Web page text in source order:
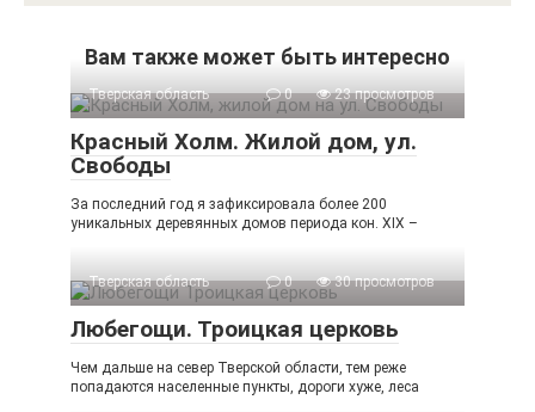
Вам также может быть интересно
Тверская область 0 23 просмотров
Красный Холм. Жилой дом, ул.
Свободы
За последний год я зафиксировала более 200
уникальных деревянных домов периода кон. XIX –
Тверская область 0 30 просмотров
Любегощи. Троицкая церковь
Чем дальше на север Тверской области, тем реже
попадаются населенные пункты, дороги хуже, леса